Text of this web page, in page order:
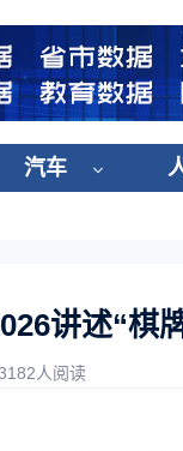
汽车
讲述“棋
人阅读